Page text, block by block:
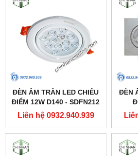
ĐÈN ÂM TRẦN LED CHIẾU
ĐIỂM 12W D140 - SDFN212
- DUHAL
Liên hệ 0932.940.939
ĐÈN